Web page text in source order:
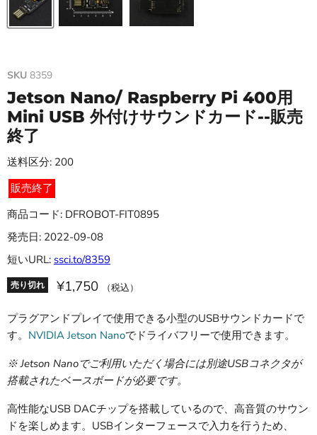
SKU 8359
Jetson Nano/ Raspberry Pi 400用
Mini USB 外付けサウンドカード--販売
終了
送料区分: 200
販売終了
商品コード: DFROBOT-FIT0895
発売日: 2022-09-08
短いURL: ssci.to/8359
売り切れ ¥1,750 （税込）
プラグアンドプレイで使用できる小型のUSBサウンドカードで
す。 NVIDIA Jetson Nanoでドライバフリーで使用できます。
※ Jetson Nanoでご利用いただく場合には別途USBコネクタが
搭載されたベースボードが必要です。
高性能なUSB DACチップを搭載しているので、高音質のサウン
ドを楽しめます。USBインターフェースで入力を行うため、